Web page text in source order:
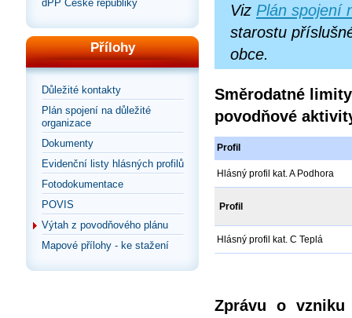
dPP České republiky
Přílohy
Důležité kontakty
Plán spojení na důležité
organizace
Dokumenty
Evidenční listy hlásných profilů
Fotodokumentace
POVIS
Výtah z povodňového plánu
Mapové přílohy - ke stažení
Viz Plán spojení
starostu
obce.
Směrodatné
povodňové
Profil
Hlásný profil kat. A Podhora
Profil
Hlásný profil kat. C Teplá
Zprávu o vzniku